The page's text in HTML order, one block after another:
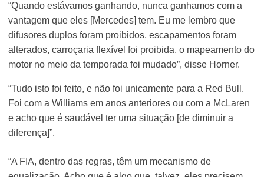
“Quando estávamos ganhando, nunca ganhamos com a
vantagem que eles [Mercedes] tem. Eu me lembro que
difusores duplos foram proibidos, escapamentos foram
alterados, carroçaria flexível foi proibida, o mapeamento do
motor no meio da temporada foi mudado”, disse Horner.
“Tudo isto foi feito, e não foi unicamente para a Red Bull.
Foi com a Williams em anos anteriores ou com a McLaren
e acho que é saudável ter uma situação [de diminuir a
diferença]”.
“A FIA, dentro das regras, têm um mecanismo de